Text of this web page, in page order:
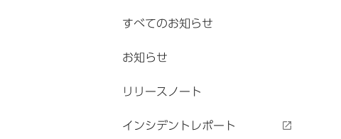
すべてのお知らせ
お知らせ
リリースノート
インシデントレポート